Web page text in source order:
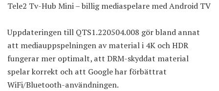
Tele2 Tv-Hub Mini – billig mediaspelare med Android TV
Uppdateringen till QTS1.220504.008 gör bland annat
att mediauppspelningen av material i 4K och HDR
fungerar mer optimalt, att DRM-skyddat material
spelar korrekt och att Google har förbättrat
WiFi/Bluetooth-användningen.